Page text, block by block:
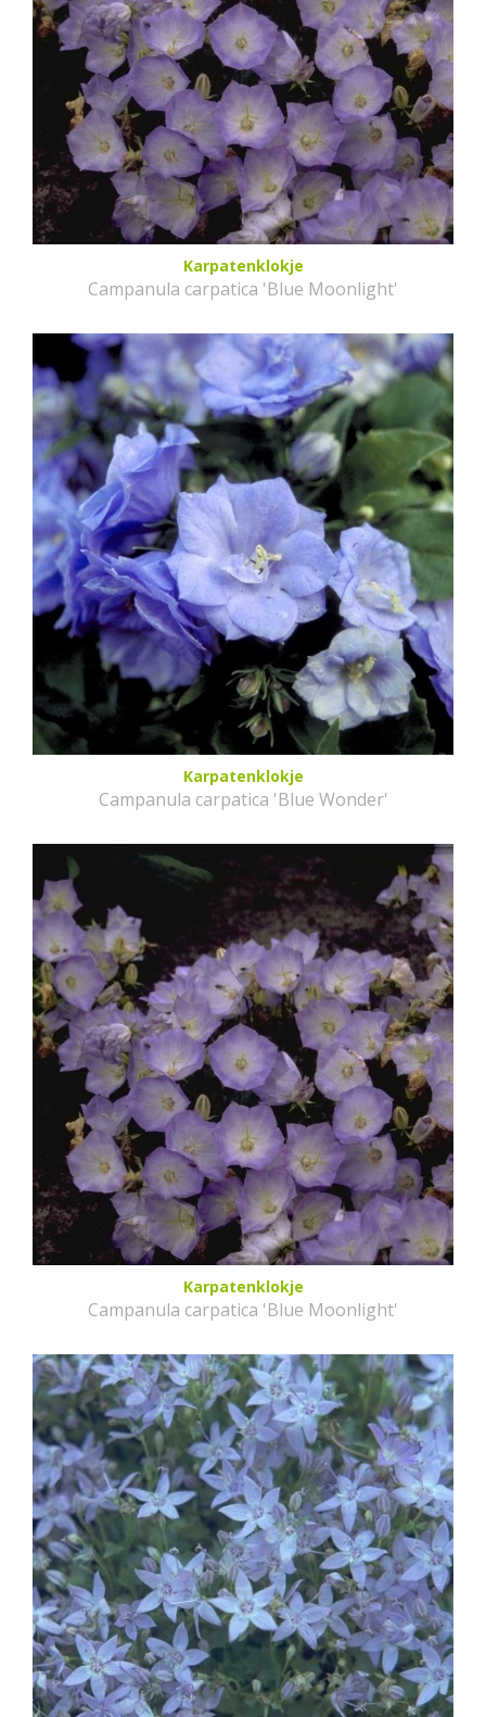
Karpatenklokje
Campanula carpatica 'Blue Moonlight'
Karpatenklokje
Campanula carpatica 'Blue Wonder'
Karpatenklokje
Campanula carpatica 'Blue Moonlight'